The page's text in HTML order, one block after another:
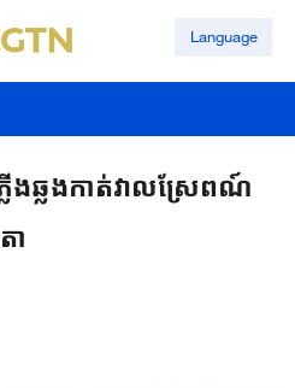
Language
ងឆ្លងកាត់វាលស្រែពណ៍
ា